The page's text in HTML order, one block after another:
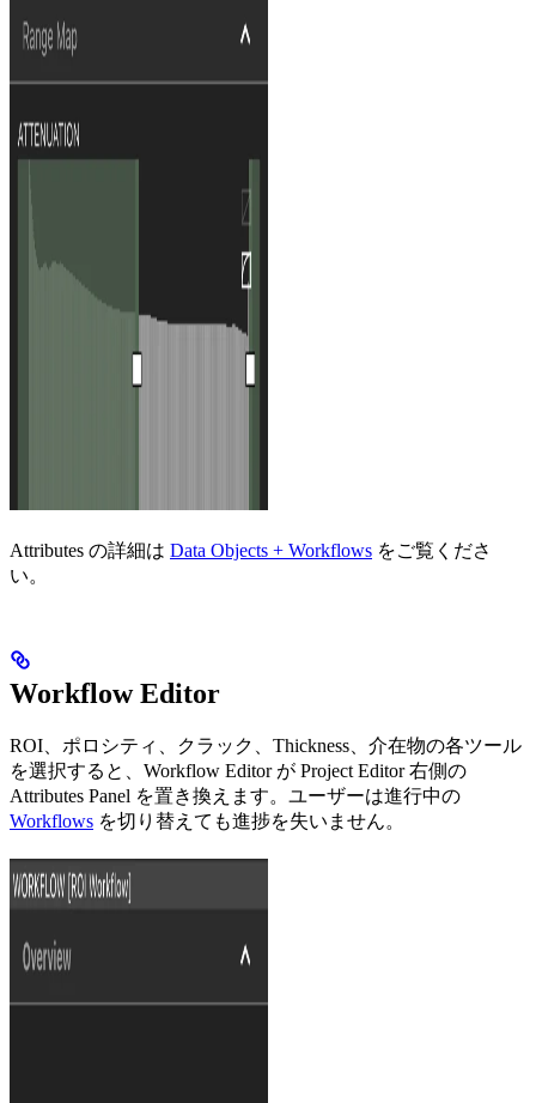
Attributes の詳細は Data Objects + Workflows をご覧くださ
い。
Workflow Editor
ROI、ポロシティ、クラック、Thickness、介在物の各ツール
を選択すると、Workflow Editor が Project Editor 右側の
Attributes Panel を置き換えます。ユーザーは進行中の
Workflows を切り替えても進捗を失いません。